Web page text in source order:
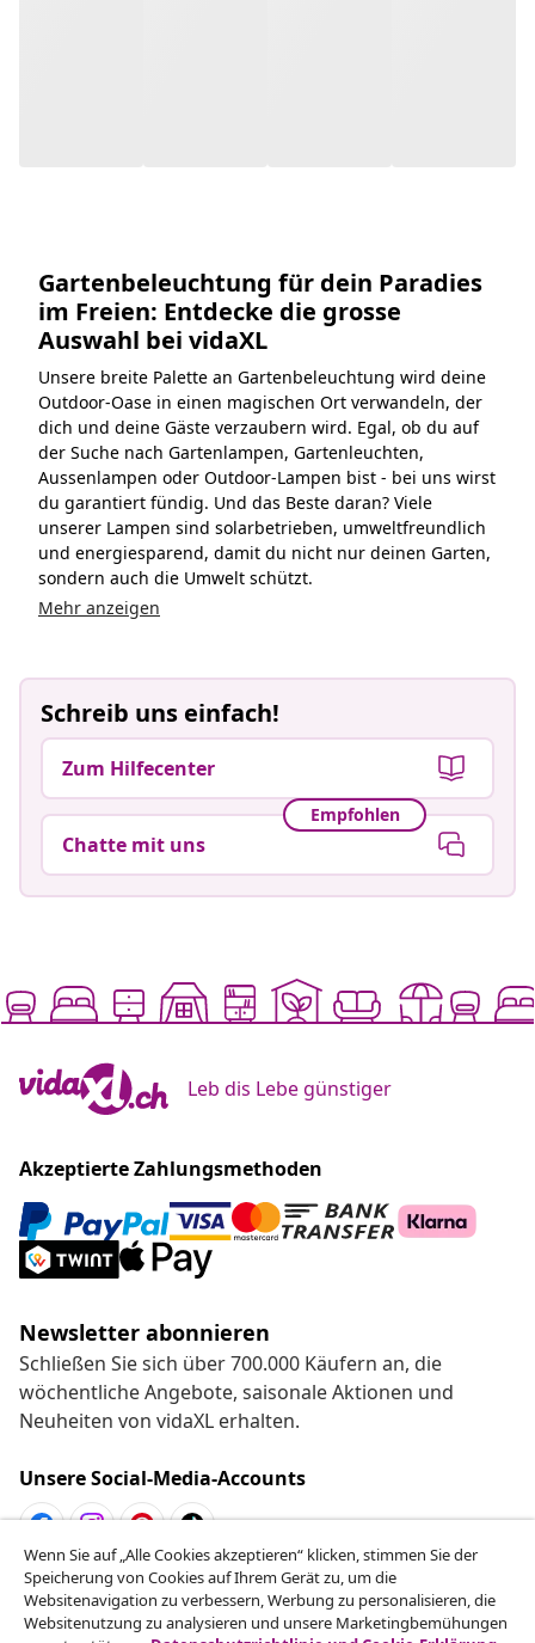
und energiesparend, damit du nicht nur deinen Garten,
sondern auch die Umwelt schützt.
Mehr anzeigen
Schreib uns einfach!
Zum Hilfecenter
Empfohlen
Chatte mit uns
Leb dis Lebe günstiger
Akzeptierte Zahlungsmethoden
Schließen Sie sich über 700.000 Käufern an, die
wöchentliche Angebote, saisonale Aktionen und
Unsere Social-Media-Accounts
Kundenservice
Business
vidaXL
Mehr entdecken
Wenn Sie auf „Alle Cookies akzeptieren“ klicken, stimmen Sie der
Speicherung von Cookies auf Ihrem Gerät zu, um die
Websitenavigation zu verbessern, Werbung zu personalisieren, die
Websitenutzung zu analysieren und unsere Marketingbemühungen